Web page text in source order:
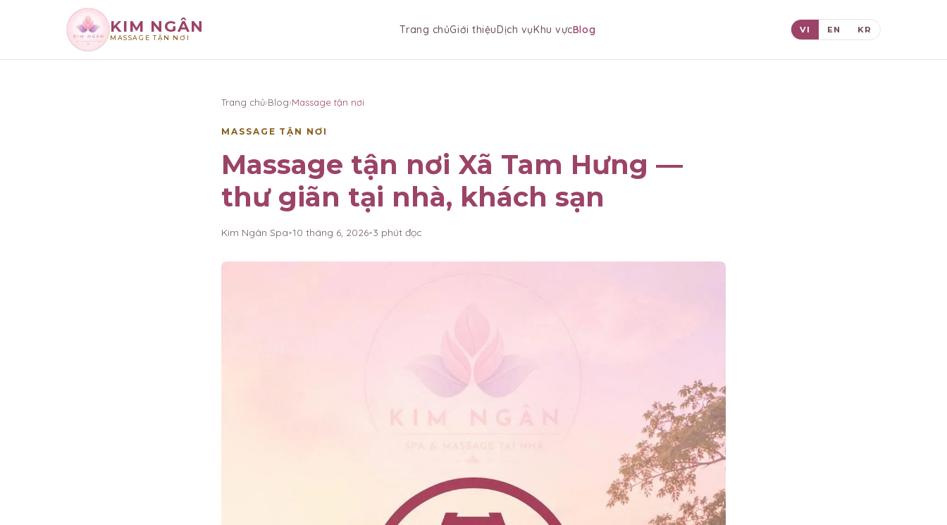
KIM NGÂN
MASSAGE TẬN NƠI
Trang chủGiới thiệuDịch vụKhu vựcBlog VI EN KR
Trang chủ›Blog›Massage tận nơi
MASSAGE TẬN NƠI
Massage tận nơi Xã Tam Hưng —
thư giãn tại nhà, khách sạn
Kim Ngân Spa•10 tháng 6, 2026•3 phút đọc